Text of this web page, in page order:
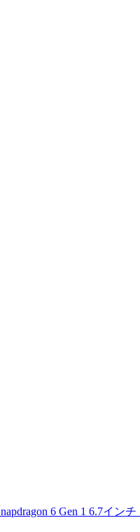
6 Gen 1 6.7イン